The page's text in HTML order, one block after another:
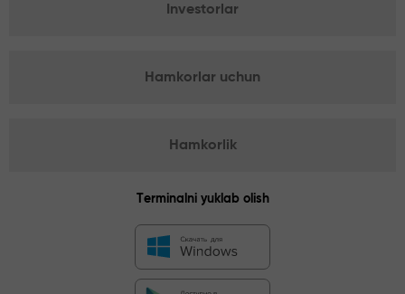
Investorlar
Hamkorlar uchun
Hamkorlik
Terminalni yuklab olish